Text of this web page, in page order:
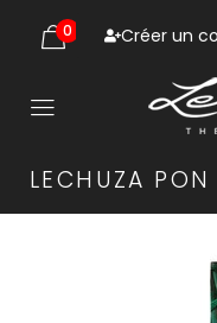
0 Créer un
LECHUZA PON